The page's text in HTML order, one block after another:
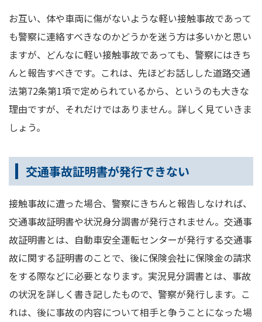
お互い、体や車両に傷がないような軽い接触事故であって
も警察に連絡すべきなのかどうかを迷う方は多いかと思い
ますが、どんなに軽い接触事故であっても、警察にはきち
んと報告すべきです。これは、先ほどお話しした道路交通
法第72条第1項で定められているから、というのも大きな
理由ですが、それだけではありません。詳しく見ていきま
しょう。
交通事故証明書が発行できない
接触事故に遭った場合、警察にきちんと報告しなければ、
交通事故証明書や状況身分調書が発行されません。交通事
故証明書とは、自動車安全運転センターが発行する交通事
故に関する証明書のことで、後に保険会社に保険金の請求
をする際などに必要となります。実況見分調書とは、事故
の状況を詳しく書き記したもので、警察が発行します。こ
れは、後に事故の内容について相手と争うことになった場